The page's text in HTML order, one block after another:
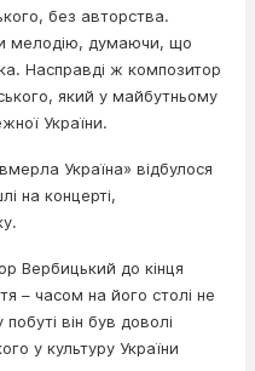
без авторства.
мелодію, думаючи, що
Насправді ж композитор
який у майбутньому
України.
Україна» відбулося
на концерті,
Вербицький до кінця
– часом на його столі не
він був доволі
у культуру України